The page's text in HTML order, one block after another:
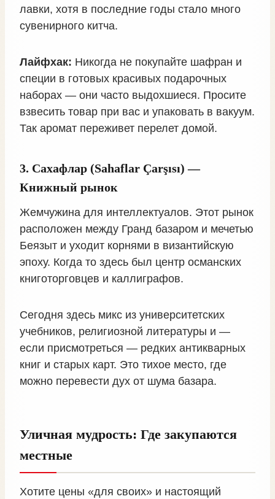
лавки, хотя в последние годы стало много
сувенирного китча.
Лайфхак: Никогда не покупайте шафран и
специи в готовых красивых подарочных
наборах — они часто выдохшиеся. Просите
взвесить товар при вас и упаковать в вакуум.
Так аромат переживет перелет домой.
3. Сахафлар (Sahaflar Çarşısı) —
Книжный рынок
Жемчужина для интеллектуалов. Этот рынок
расположен между Гранд базаром и мечетью
Беязыт и уходит корнями в византийскую
эпоху. Когда то здесь был центр османских
книготорговцев и каллиграфов.
Сегодня здесь микс из университетских
учебников, религиозной литературы и —
если присмотреться — редких антикварных
книг и старых карт. Это тихое место, где
можно перевести дух от шума базара.
Уличная мудрость: Где закупаются
местные
Хотите цены «для своих» и настоящий